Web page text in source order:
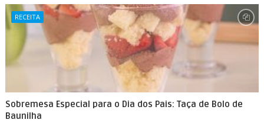
RECEITA
Sobremesa Especial para o Dia dos Pais: Taça de Bolo de
Baunilha